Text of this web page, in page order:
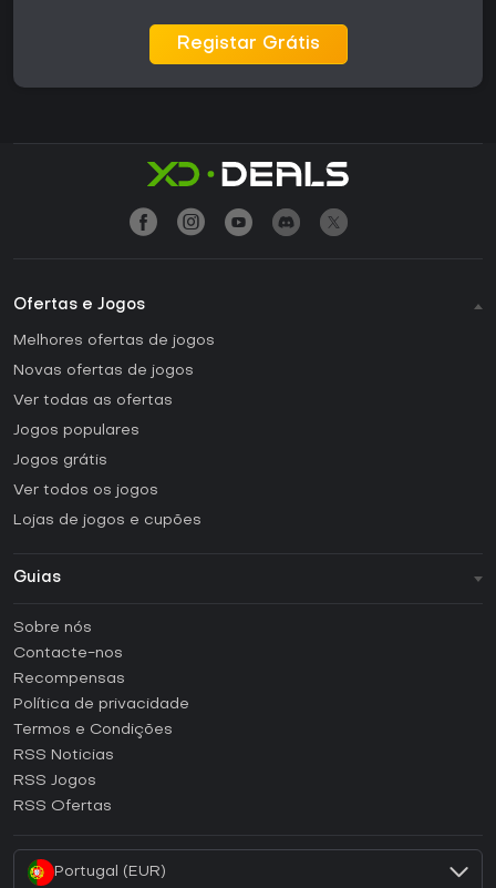
Registar Grátis
Ofertas e Jogos
Melhores ofertas de jogos
Novas ofertas de jogos
Ver todas as ofertas
Jogos populares
Jogos grátis
Ver todos os jogos
Lojas de jogos e cupões
Guias
Como ativar uma CD Key Steam?
Como ativar uma CD Key Epic Games?
Como ativar uma CD Key GOG?
Como ativar uma CD Key Ubisoft Connect?
Sobre nós
Contacte-nos
Recompensas
Política de privacidade
Termos e Condições
RSS Noticias
RSS Jogos
RSS Ofertas
Portugal (EUR)